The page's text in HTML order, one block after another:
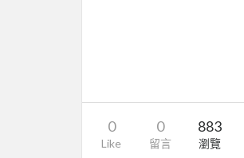
0
Like
0
留言
883
瀏覽